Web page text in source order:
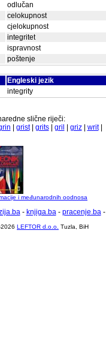
odlučan
celokupnost
cjelokupnost
integritet
ispravnost
poštenje
Engleski jezik
integrity
slične riječi:
grist| grits| gril griz| writ|
i međunarodnih oodnosa
- knjiga.ba- pracenje.ba-
LEFTOR d.o.o. Tuzla, BiH